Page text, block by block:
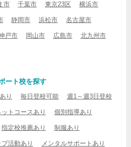
市 千葉市 東京23区 横浜市
静岡市 浜松市 名古屋市
戸市 岡山市 広島市 北九州市
ート校を探す
り 毎日登校可能 週1～週3日登校
ットコースあり 個別指導あり
指定校推薦あり 制服あり
ブ活動あり メンタルサポートあり